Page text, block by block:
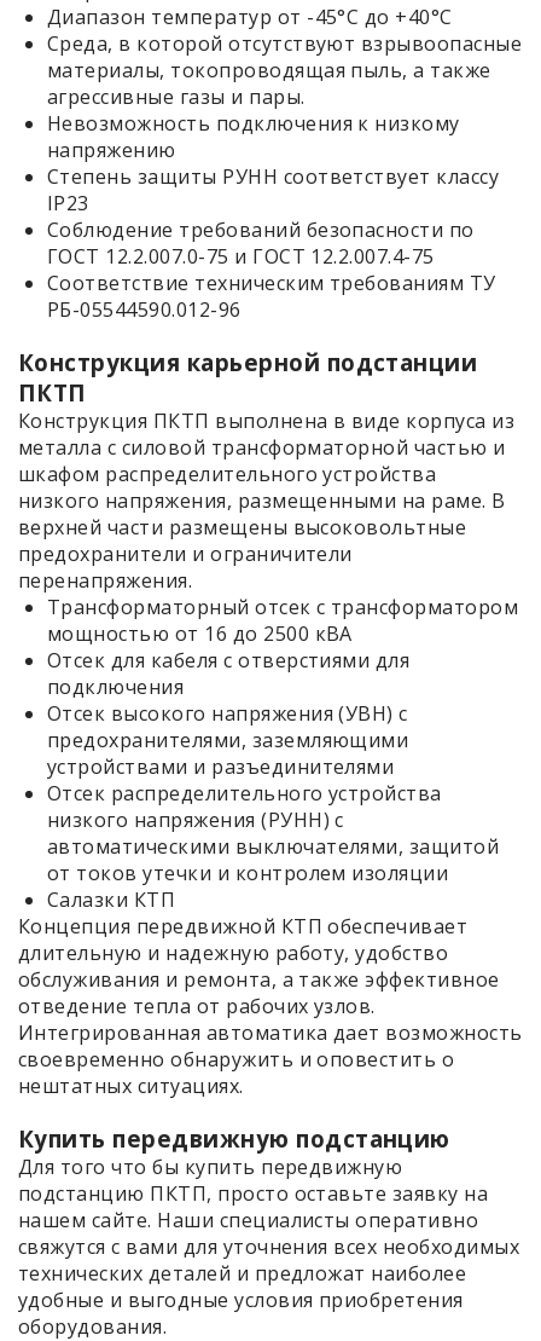
Диапазон температур от -45°C до +40°C
Среда, в которой отсутствуют взрывоопасные
материалы, токопроводящая пыль, а также
агрессивные газы и пары.
Невозможность подключения к низкому
напряжению
Степень защиты РУНН соответствует классу
IP23
Соблюдение требований безопасности по
ГОСТ 12.2.007.0-75 и ГОСТ 12.2.007.4-75
Соответствие техническим требованиям ТУ
РБ-05544590.012-96
Конструкция карьерной подстанции
ПКТП
Конструкция ПКТП выполнена в виде корпуса из
металла с силовой трансформаторной частью и
шкафом распределительного устройства
низкого напряжения, размещенными на раме. В
верхней части размещены высоковольтные
предохранители и ограничители
перенапряжения.
Трансформаторный отсек с трансформатором
мощностью от 16 до 2500 кВА
Отсек для кабеля с отверстиями для
подключения
Отсек высокого напряжения (УВН) с
предохранителями, заземляющими
устройствами и разъединителями
Отсек распределительного устройства
низкого напряжения (РУНН) с
автоматическими выключателями, защитой
от токов утечки и контролем изоляции
Салазки КТП
Концепция передвижной КТП обеспечивает
длительную и надежную работу, удобство
обслуживания и ремонта, а также эффективное
отведение тепла от рабочих узлов.
Интегрированная автоматика дает возможность
своевременно обнаружить и оповестить о
нештатных ситуациях.
Купить передвижную подстанцию
Для того что бы купить передвижную
подстанцию ПКТП, просто оставьте заявку на
нашем сайте. Наши специалисты оперативно
свяжутся с вами для уточнения всех необходимых
технических деталей и предложат наиболее
удобные и выгодные условия приобретения
оборудования.